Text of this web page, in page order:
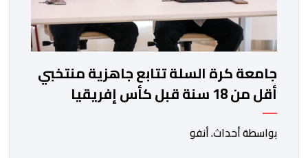
جامعة كرة السلة تتابع جاهزية منتخبي
أقل من 18 سنة قبل كأس إفريقيا
بواسطة أحداث. أنفو